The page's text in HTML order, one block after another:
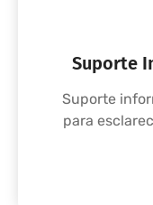
Suporte
Suporte
para